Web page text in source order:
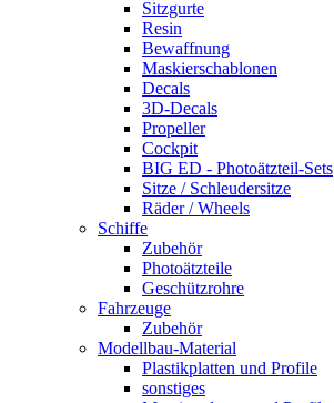
Sitzgurte
Resin
Bewaffnung
Maskierschablonen
Decals
3D-Decals
Propeller
Cockpit
BIG ED - Photoätzteil-Sets
Sitze / Schleudersitze
Räder / Wheels
Schiffe
Zubehör
Photoätzteile
Geschützrohre
Fahrzeuge
Zubehör
Modellbau-Material
Plastikplatten und Profile
sonstiges